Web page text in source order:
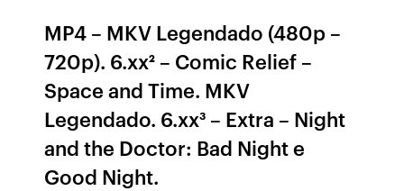
MP4 – MKV Legendado (480p –
720p). 6.xx² – Comic Relief –
Space and Time. MKV
Legendado. 6.xx³ – Extra – Night
and the Doctor: Bad Night e
Good Night.